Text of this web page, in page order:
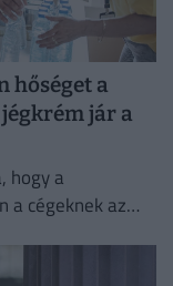
hőséget a
jár a
hogy a
a cégeknek az